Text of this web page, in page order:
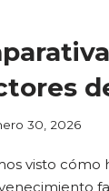
30, 2026
visto cómo